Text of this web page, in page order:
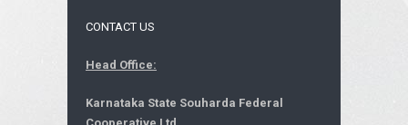
CONTACT US
Head Office:
Karnataka State Souharda Federal